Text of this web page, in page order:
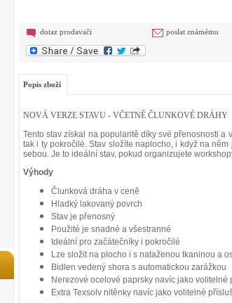
dotaz prodavači poslat známému
Popis zboží
NOVÁ VERZE STAVU - VČETNĚ ČLUNKOVÉ DRÁHY
Tento stav získal na popularitě díky své přenosnosti
tak i ty pokročilé. Stav složíte naplocho, i když na
sebou. Je to ideální stav, pokud organizujete
Výhody
Člunková dráha v ceně
Hladký lakovaný povrch
Stav je přenosný
Použité je snadné a všestranné
Ideální pro začátečníky i pokročilé
Lze složit na plocho i s nataženou tkaninou a
Bidlen vedený shora s automatickou zarážkou
Nerezové ocelové paprsky navíc jako volitelné
Extra Texsolv nitěnky navíc jako volitelné